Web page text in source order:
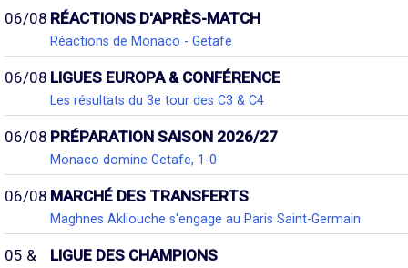
06/08 RÉACTIONS D'APRÈS-MATCH
Réactions de Monaco - Getafe
06/08 LIGUES EUROPA & CONFÉRENCE
Les résultats du 3e tour des C3 & C4
06/08 PRÉPARATION SAISON 2026/27
Monaco domine Getafe, 1-0
06/08 MARCHÉ DES TRANSFERTS
Maghnes Akliouche s'engage au Paris Saint-Germain
05 &
LIGUE DES CHAMPIONS